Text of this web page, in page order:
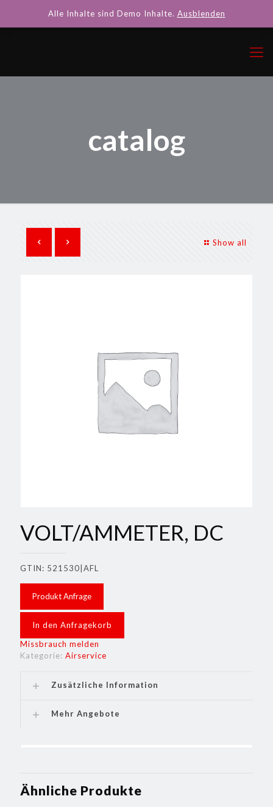
catalog
Show all
VOLT/AMMETER, DC
GTIN: 521530|AFL
Produkt Anfrage
In den Anfragekorb
Missbrauch melden
Kategorie: Airservice
Zusätzliche Information
Mehr Angebote
Ähnliche Produkte
Alle Inhalte sind Demo Inhalte. Ausblenden